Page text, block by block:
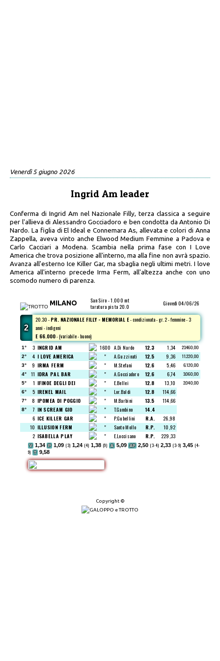
Venerdì 5 giugno 2026
Ingrid Am leader
Conferma di Ingrid Am nel Nazionale Filly, terza classica a seguire
per l'allieva di Alessandro Gocciadoro e ben condotta da Antonio Di
Nardo. La figlia di El Ideal e Connemara As, allevata e colori di Anna
Zappella, aveva vinto anche Elwood Medium Femmine a Padova e
Carlo Cacciari a Modena. Scambia nella prima fase con I Love
America che trova posizione all'interno, ma alla fine non avrà spazio.
Avanza all'esterno Ice Killer Gar, ma sbaglia negli ultimi metri. I love
America all'interno precede Irma Ferm, all'altezza anche con uno
scomodo numero di parenza.
MILANO
San Siro - 1.000 mt
taratura pista 20.0 Giovedì 04/06/26
2
20.30 - PR. NAZIONALE FILLY - MEMORIAL E- condizionata - gr. 2 - femmine - 3
anni - indigeni
E 66.000-(variabile - buono)
1° 3 INGRID AM 1600 A.Di Nardo 12.3 1,34 23.460,00
2° 4 I LOVE AMERICA " A.Guzzinati 12.5 9,36 11.220,00
3° 9 IRMA FERM " M.Stefani 12.6 5,46 6.120,00
4° 11 IDRA PAL BAR " A.Gocciadoro 12.6 6,74 3.060,00
5° 1 IFINOE DEGLI DEI " E.Bellei 12.8 13,10 2.040,00
6° 5 IRENEL MAIL " Lor.Baldi 12.8 114,66
7° 8 IPOMEA DI POGGIO " M.Barbini 13.5 114,66
8° 7 IN SCREAM GIO " T.Gambino
14.4
6 ICE KILLER GAR " P.Gubellini R.A.
26,98
10 ILLUSION FERM " Santo Mollo R.P.
10,92
2 ISABELLA PLAY " E.Loccisano R.P. 229,33
V 1,34 P 1,09 (3) 1,24 (4) 1,38 (9) A 5,09 AP 2,50 (3-4) 2,33 (3-9) 3,45 (4-
9)
T 9,58
Copyright ©